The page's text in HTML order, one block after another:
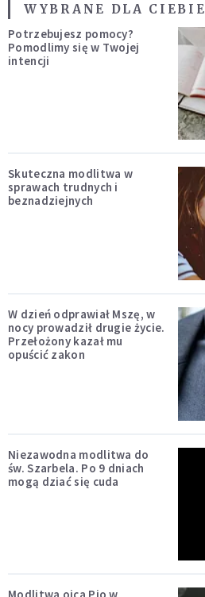
WYBRANE DLA CIEBIE
Potrzebujesz pomocy?
Pomodlimy się w Twojej
intencji
Skuteczna modlitwa w
sprawach trudnych i
beznadziejnych
W dzień odprawiał Mszę, w
nocy prowadził drugie życie.
Przełożony kazał mu
opuścić zakon
Niezawodna modlitwa do
św. Szarbela. Po 9 dniach
mogą dziać się cuda